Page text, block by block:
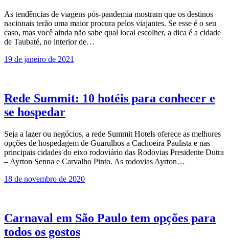
As tendências de viagens pós-pandemia mostram que os destinos
nacionais terão uma maior procura pelos viajantes. Se esse é o seu
caso, mas você ainda não sabe qual local escolher, a dica é a cidade
de Taubaté, no interior de…
19 de janeiro de 2021
Rede Summit: 10 hotéis para conhecer e
se hospedar
Seja a lazer ou negócios, a rede Summit Hotels oferece as melhores
opções de hospedagem de Guarulhos a Cachoeira Paulista e nas
principais cidades do eixo rodoviário das Rodovias Presidente Dutra
– Ayrton Senna e Carvalho Pinto. As rodovias Ayrton…
18 de novembro de 2020
Carnaval em São Paulo tem opções para
todos os gostos